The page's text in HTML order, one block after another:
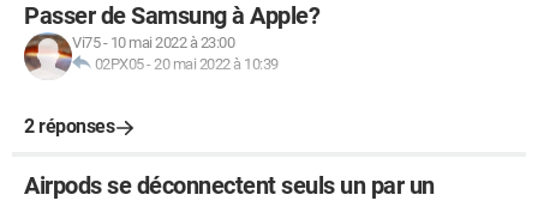
Passer de Samsung à Apple?
Vi75- 10 mai 2022 à 23:00
02PX05-20 mai 2022 à 10:39
2 réponses
Airpods se déconnectent seuls un par un